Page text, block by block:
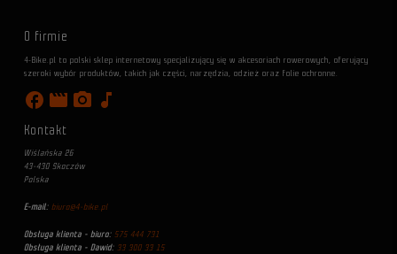
O firmie
4-Bike.pl to polski sklep internetowy specjalizujący się w akcesoriach rowerowych, oferujący
szeroki wybór produktów, takich jak części, narzędzia, odzież oraz folie ochronne.
facebook movie photo_camera music_note
Kontakt
Wiślańska 26
43-430 Skoczów
Polska
E-mail: biuro@4-bike.pl
Obsługa klienta - biuro: 575 444 731
Obsługa klienta - Dawid: 33 300 33 15